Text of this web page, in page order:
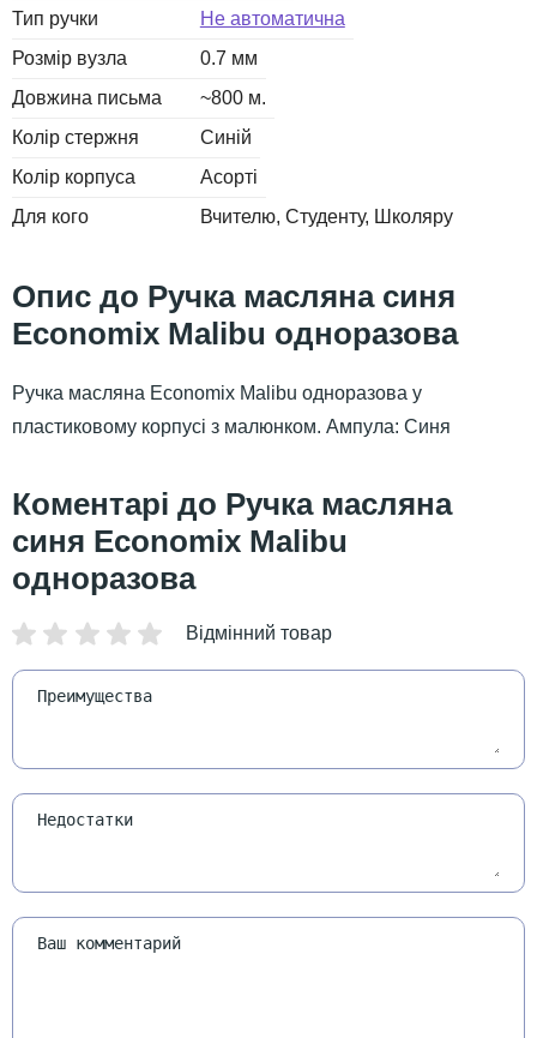
Тип ручки
Не автоматична
Розмір вузла
0.7 мм
Довжина письма
~800 м.
Колір стержня
Синій
Колір корпуса
Асорті
Для кого
Вчителю Студенту Школяру
Ручка масляна синя
Economix Malibu одноразова
Ручка масляна Economix Malibu одноразова у
пластиковому корпусі з малюнком. Ампула: Синя
Ручка масляна
синя Economix Malibu
одноразова